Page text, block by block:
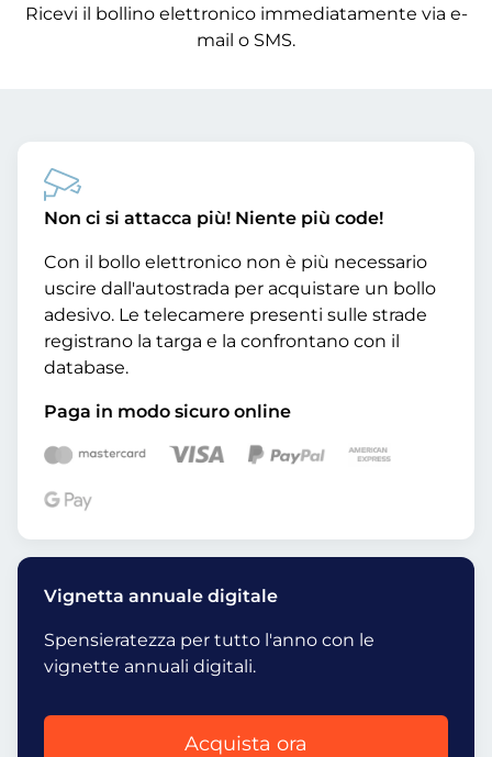
Ricevi il bollino elettronico immediatamente via e-
mail o SMS.
Non ci si attacca più! Niente più code!
Con il bollo elettronico non è più necessario
uscire dall'autostrada per acquistare un bollo
adesivo. Le telecamere presenti sulle strade
registrano la targa e la confrontano con il
database.
Paga in modo sicuro online
Vignetta annuale digitale
Spensieratezza per tutto l'anno con le
vignette annuali digitali.
Acquista ora